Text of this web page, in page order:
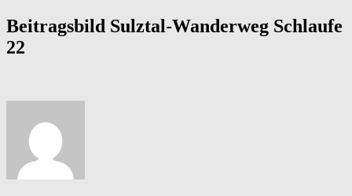
Beitragsbild Sulztal-Wanderweg Schlaufe
22